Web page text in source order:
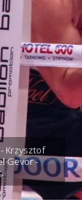
Krzysztof
Gevor -